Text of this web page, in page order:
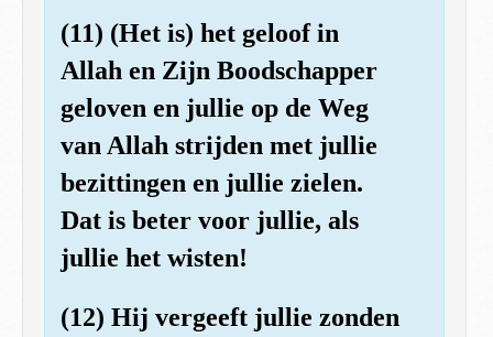
(11) (Het is) het geloof in
Allah en Zijn Boodschapper
geloven en jullie op de Weg
van Allah strijden met jullie
bezittingen en jullie zielen.
Dat is beter voor jullie, als
jullie het wisten!
(12) Hij vergeeft jullie zonden